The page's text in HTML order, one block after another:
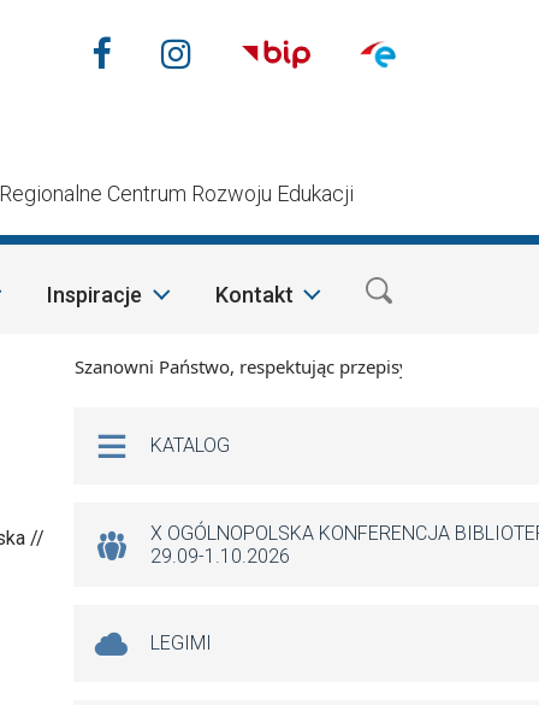
Nasze media
FacebookInstagram
Regionalne Centrum Rozwoju Edukacji
Inspiracje Kontakt
Szanowni Państwo, respektując przepisy prawa i mając na
//
Na skróty
KATALOG
X OGÓLNOPOLSKA KONFERENCJA
29.09-1.10.2026
LEGIMI